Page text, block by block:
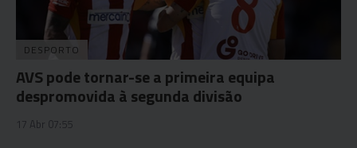
DESPORTO
AVS pode tornar-se a primeira equipa
despromovida à segunda divisão
17 Abr 07:55